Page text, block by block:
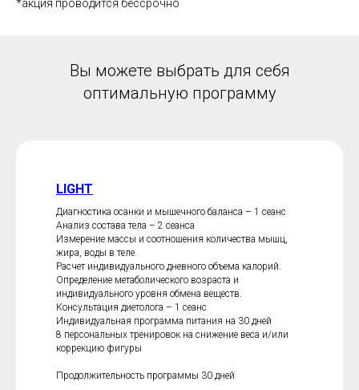
*акция проводится бессрочно
Вы можете выбрать для себя
оптимальную программу
LIGHT
Диагностика осанки и мышечного баланса – 1 сеанс
Анализ состава тела – 2 сеанса
Измерение массы и соотношения количества мышц,
жира, воды в теле.
Расчет индивидуального дневного объема калорий.
Определение метаболического возраста и
индивидуального уровня обмена веществ.
Консультация диетолога – 1 сеанс
Индивидуальная программа питания на 30 дней
8 персональных тренировок на снижение веса и/или
коррекцию фигуры
Продолжительность программы 30 дней